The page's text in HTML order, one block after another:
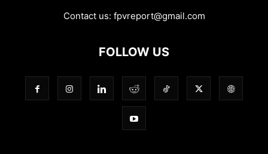
Contact us: fpvreport@gmail.com
FOLLOW US